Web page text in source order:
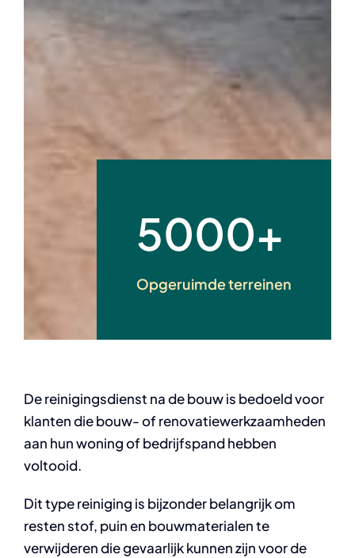
5000+
Opgeruimde terreinen
De reinigingsdienst na de bouw is bedoeld voor
klanten die bouw- of renovatiewerkzaamheden
aan hun woning of bedrijfspand hebben
voltooid.
Dit type reiniging is bijzonder belangrijk om
resten stof, puin en bouwmaterialen te
verwijderen die gevaarlijk kunnen zijn voor de